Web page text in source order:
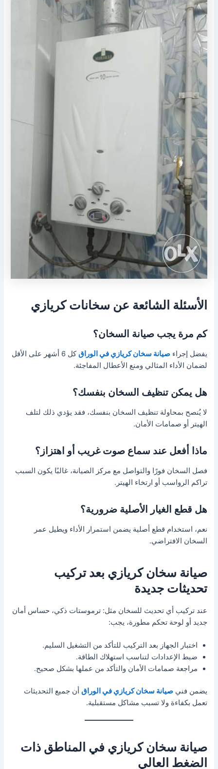
الأسئلة الشائعة عن سخانات كريازي
كم مرة يجب صيانة السخان؟
يفضل إجراءصيانة سخان كريازي في الوراق
كل 6 أشهر على الأقل
لضمان الأداء المثالي ومنع الأعطال المفاجئة.
هل يمكن تنظيف السخان بنفسك؟
لا يُنصح بمحاولة تنظيف السخان بنفسك، فقد يؤدي ذلك لتلف
الهيتر أو صمامات الأمان.
ماذا أفعل عند سماع صوت غريب أو اهتزاز؟
فصل السخان فورًا والتواصل مع مركز الصيانة، غالبًا يكون السبب
تراكم الرواسب أو ارتخاء الهيتر.
هل قطع الغيار الأصلية ضرورية؟
نعم، استخدام قطع أصلية يضمن استمرار الأداء ويطيل عمر
السخان الافتراضي.
صيانة سخان كريازي بعد تركيب
تحديثات جديدة
عند تركيب أي تحديث للسخان مثل: ترموستات ذكي، حساس أمان
جديد أو لوحة تحكم مطورة، يجب:
اختبار الجهاز بعد التركيب للتأكد من التشغيل السليم.
ضبط الإعدادات لتناسب استهلاك الطاقة.
مراجعة صمامات الأمان والتأكد من عملها بشكل صحيح.
يضمن فنيصيانة سخان كريازي في الوراق أن جميع التحديثات
تعمل بكفاءة ولا تسبب مشاكل مستقبلية.
صيانة سخان كريازي في المناطق ذات
الضغط العالي